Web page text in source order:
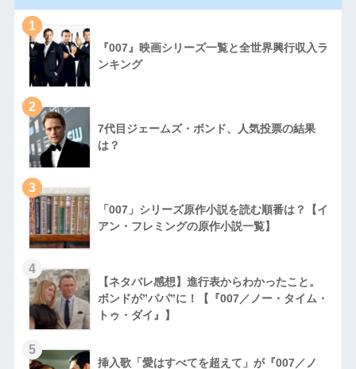
1
『007』映画シリーズ一覧と全世界興行収入ラ
ンキング
2
7代目ジェームズ・ボンド、人気投票の結果
は？
3
「007」シリーズ原作小説を読む順番は？【イ
アン・フレミングの原作小説一覧】
4
【ネタバレ感想】進行表からわかったこと。
ボンドが”パパ”に！【『007／ノー・タイム・
トゥ・ダイ』】
5
挿入歌「愛はすべてを超えて」が『007／ノ